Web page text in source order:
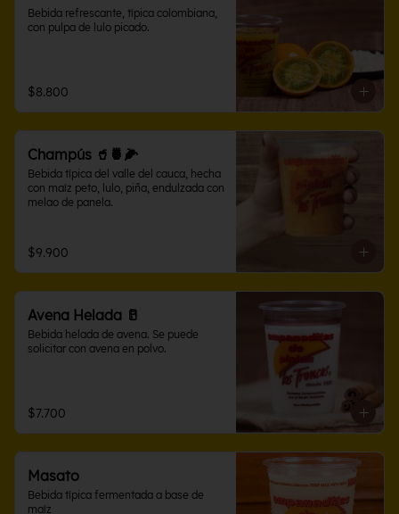
Bebida refrescante, típica colombiana,
con pulpa de lulo picado.
$8.800
Champús 🥤🍍🌽
Bebida típica del valle del cauca, hecha
con maíz peto, lulo, piña, endulzada con
melao de panela.
$9.900
Avena Helada 🥛
Bebida helada de avena. Se puede
solicitar con avena en polvo.
$7.700
Masato
Bebida típica fermentada a base de
maíz